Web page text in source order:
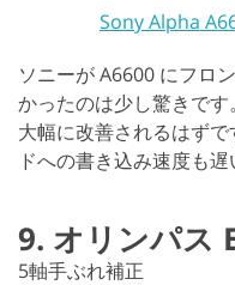
Sony Alpha
ソニーが A6600 にフロ
かったのは少し驚きで
大幅に改善されるはず
ドへの書き込み速度も遅
9. オリンパス
5軸手ぶれ補正